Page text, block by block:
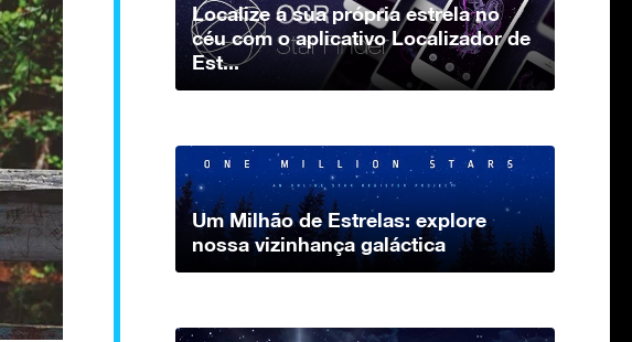
Localize a sua própria estrela no
céu com o aplicativo Localizador de
Est...
Um Milhão de Estrelas: explore
nossa vizinhança galáctica